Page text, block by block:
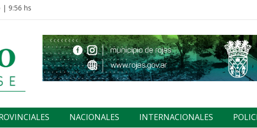
| 9:56 hs
NACIONALES INTERNACIONALES